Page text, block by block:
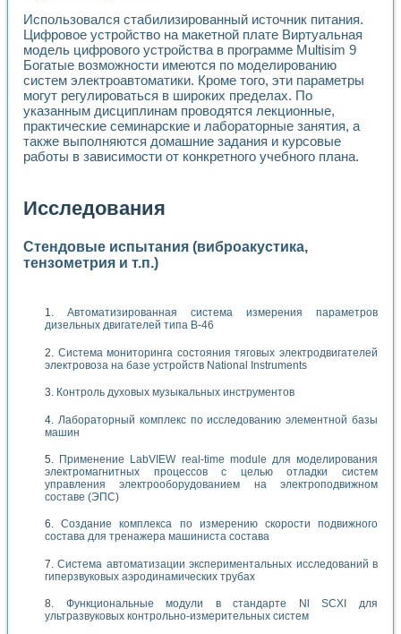
Использовался стабилизированный источник питания.
Цифровое устройство на макетной плате Виртуальная
модель цифрового устройства в программе Multisim 9
Богатые возможности имеются по моделированию
систем электроавтоматики. Кроме того, эти параметры
могут регулироваться в широких пределах. По
указанным дисциплинам проводятся лекционные,
практические семинарские и лабораторные занятия, а
также выполняются домашние задания и курсовые
работы в зависимости от конкретного учебного плана.
Исследования
Стендовые испытания (виброакустика,
тензометрия и т.п.)
Автоматизированная система измерения параметров
дизельных двигателей типа В-46
Система мониторинга состояния тяговых электродвигателей
электровоза на базе устройств National Instruments
Контроль духовых музыкальных инструментов
Лабораторный комплекс по исследованию элементной базы
машин
Применение LabVIEW real-time module для моделирования
электромагнитных процессов с целью отладки систем
управления электрооборудованием на электроподвижном
составе (ЭПС)
Создание комплекса по измерению скорости подвижного
состава для тренажера машиниста состава
Система автоматизации экспериментальных исследований в
гиперзвуковых аэродинамических трубах
Функциональные модули в стандарте Nl SCXI для
ультразвуковых контрольно-измерительных систем